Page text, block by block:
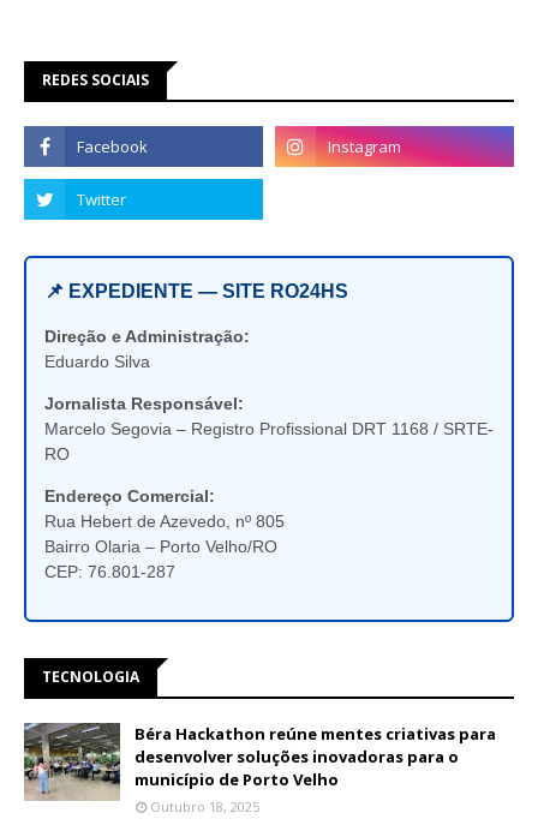
REDES SOCIAIS
📌 EXPEDIENTE — SITE RO24HS
Direção e Administração:
Eduardo Silva
Jornalista Responsável:
Marcelo Segovia – Registro Profissional DRT 1168 / SRTE-
RO
Endereço Comercial:
Rua Hebert de Azevedo, nº 805
Bairro Olaria – Porto Velho/RO
CEP: 76.801-287
TECNOLOGIA
Béra Hackathon reúne mentes criativas para
desenvolver soluções inovadoras para o
município de Porto Velho
Outubro 18, 2025